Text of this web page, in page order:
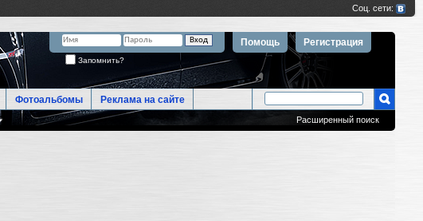
Регистрация
Помощь
Запомнить?
Фотоальбомы Реклама на сайте
Расширенный поиск